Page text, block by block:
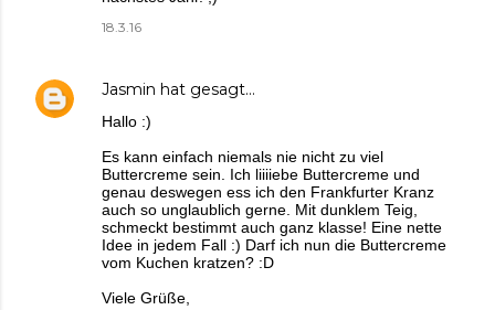
18.3.16
Jasmin hat gesagt…
Hallo :)
Es kann einfach niemals nie nicht zu viel
Buttercreme sein. Ich liiiiebe Buttercreme und
genau deswegen ess ich den Frankfurter Kranz
auch so unglaublich gerne. Mit dunklem Teig,
schmeckt bestimmt auch ganz klasse! Eine nette
Idee in jedem Fall :) Darf ich nun die Buttercreme
vom Kuchen kratzen? :D
Viele Grüße,